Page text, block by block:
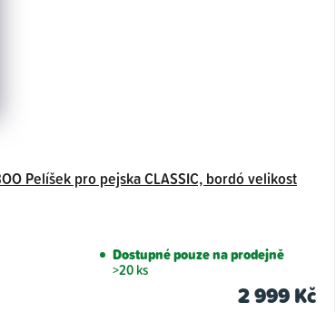
Pelíšek pro pejska CLASSIC, bordó velikost
Dostupné pouze na prodejně
>20 ks
2 999 Kč